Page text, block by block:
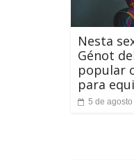
Nesta
Génot
popular
para
5 de